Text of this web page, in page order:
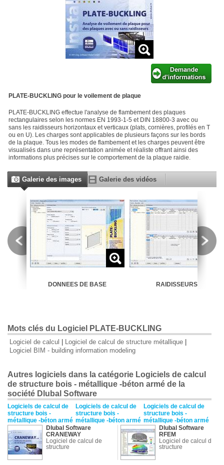
PLATE-BUCKLING pour le voilement de plaque
PLATE-BUCKLING effectue l'analyse de flambement des plaques
rectangulaires selon les normes EN 1993-1-5 et DIN 18800-3 avec ou
sans les raidisseurs horizontaux et verticaux (plats, cornières, profilés en T
ou en U). Les charges sont applicables de plusieurs façons sur les bords
de la plaque. Tous les modes de flambement et les charges peuvent être
visualisés dans une représentation animée et réaliste offrant ainsi des
informations plus précises sur le comportement de la plaque raidie.
Galerie des images Galerie des vidéos
DONNEES DE BASE RAIDISSEURS
Mots clés du Logiciel PLATE-BUCKLING
Logiciel de calcul Logiciel de calcul de structure métallique
Logiciel BIM - building information modeling
Autres logiciels dans la catégorie Logiciels de calcul
de structure bois - métallique -béton armé de la
société Dlubal Software
Logiciels de calcul de
structure bois -
métallique -béton armé
Logiciels de calcul de
structure bois -
métallique -béton armé
Logiciels de calcul de
structure bois -
métallique -béton armé
Dlubal Software
CRANEWAY
Logiciel de calcul de
structure
Dlubal Software
RFEM
Logiciel de calcul de
structure